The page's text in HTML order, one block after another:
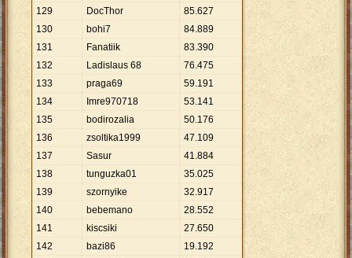
129
DocThor 85.627
130
bohi7 84.889
131
Fanatiik 83.390
132
Ladislaus 68 76.475
133
praga69 59.191
134
Imre970718 53.141
135
bodirozalia 50.176
136
zsoltika1999 47.109
137
Sasur 41.884
138
tunguzka01 35.025
139
szornyike 32.917
140
bebemano 28.552
141
kiscsiki 27.650
142
bazi86 19.192